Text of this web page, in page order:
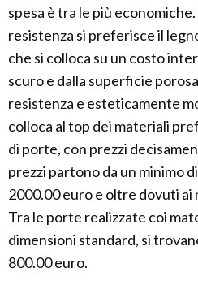
spesa è tra le più
resistenza si preferisce il
che si colloca su un costo
scuro e dalla superficie
resistenza e esteticamente
colloca al top dei materiali
di porte, con prezzi
prezzi partono da un minimo
2000.00 euro e oltre dovuti
Tra le porte realizzate coi
dimensioni standard, si
800.00 euro.